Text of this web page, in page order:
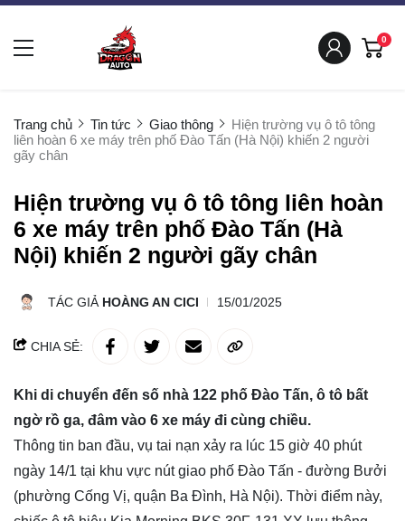
0
Trang chủ Tin tức Giao thông
Hiện trường vụ ô tô tông
liên hoàn 6 xe máy trên phố Đào Tấn (Hà Nội) khiến 2 người
gãy chân
Hiện trường vụ ô tô tông liên hoàn
6 xe máy trên phố Đào Tấn (Hà
Nội) khiến 2 người gãy chân
TÁC GIẢ HOÀNG AN CICI 15/01/2025
CHIA SẺ:
Khi di chuyển đến số nhà 122 phố Đào Tấn, ô tô bất
ngờ rồ ga, đâm vào 6 xe máy đi cùng chiều.
Thông tin ban đầu, vụ tai nạn xảy ra lúc 15 giờ 40 phút
ngày 14/1 tại khu vực nút giao phố Đào Tấn - đường Bưởi
(phường Cống Vị, quận Ba Đình, Hà Nội). Thời điểm này,